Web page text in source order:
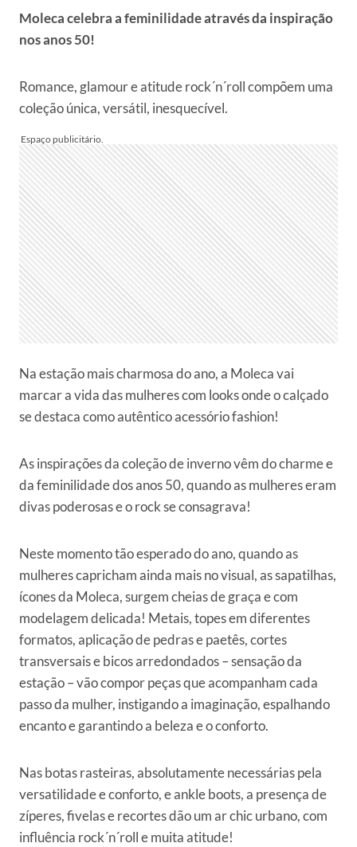
Moleca celebra a feminilidade através da inspiração
nos anos 50!
Romance, glamour e atitude rock´n´roll compõem uma
coleção única, versátil, inesquecível.
Na estação mais charmosa do ano, a Moleca vai
marcar a vida das mulheres com looks onde o calçado
se destaca como autêntico acessório fashion!
As inspirações da coleção de inverno vêm do charme e
da feminilidade dos anos 50, quando as mulheres eram
divas poderosas e o rock se consagrava!
Neste momento tão esperado do ano, quando as
mulheres capricham ainda mais no visual, as sapatilhas,
ícones da Moleca, surgem cheias de graça e com
modelagem delicada! Metais, topes em diferentes
formatos, aplicação de pedras e paetês, cortes
transversais e bicos arredondados – sensação da
estação – vão compor peças que acompanham cada
passo da mulher, instigando a imaginação, espalhando
encanto e garantindo a beleza e o conforto.
Nas botas rasteiras, absolutamente necessárias pela
versatilidade e conforto, e ankle boots, a presença de
zíperes, fivelas e recortes dão um ar chic urbano, com
influência rock´n´roll e muita atitude!